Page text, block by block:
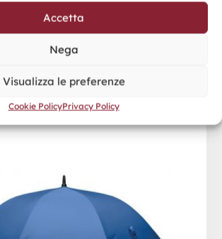
Accetta
Nega
Visualizza le preferenze
Cookie PolicyPrivacy Policy